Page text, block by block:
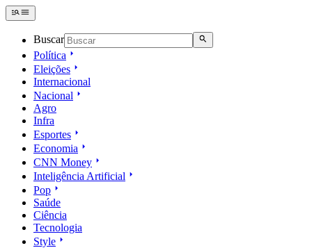
Buscar
Política
Eleições
Internacional
Nacional
Agro
Infra
Esportes
Economia
CNN Money
Inteligência Artificial
Pop
Saúde
Ciência
Tecnologia
Style